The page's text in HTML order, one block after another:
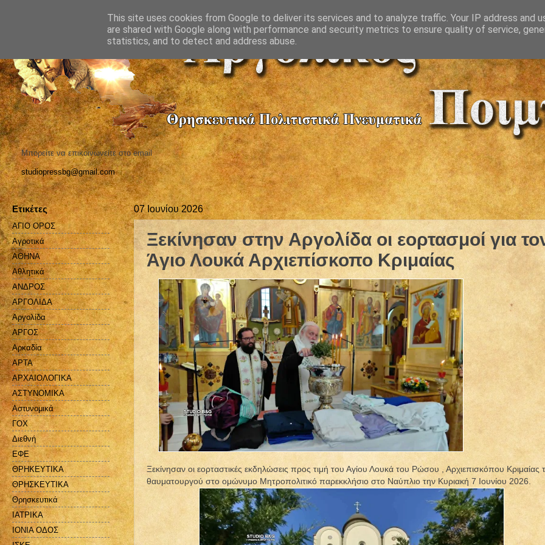
Μπορείτε να επικοινωνείτε στο email
studiopressbg@gmail.com
07 Ιουνίου 2026
Ξεκίνησαν στην Αργολίδα οι εορτασμοί για
Άγιο Λουκά Αρχιεπίσκοπο Κριμαίας
Ξεκίνησαν οι εορταστικές εκδηλώσεις προς τιμή του Αγίου Λουκά του Ρώσου , Αρχιεπισκόπου Κριμαίας
θαυματουργού στο ομώνυμο Μητροπολιτικό παρεκκλήσιο στο Ναύπλιο την Κυριακή 7 Ιουνίου 2026.
Ετικέτες
ΑΓΙΟ ΟΡΟΣ
Αγροτικά
ΑΘΗΝΑ
Αθλητικά
ΑΝΔΡΟΣ
ΑΡΓΟΛΙΔΑ
Αργολίδα
ΑΡΓΟΣ
Αρκαδία
ΑΡΤΑ
ΑΡΧΑΙΟΛΟΓΙΚΑ
ΑΣΤΥΝΟΜΙΚΑ
Αστυνομικά
ΓΟΧ
Διεθνή
ΕΦΕ
ΘΡΗΚΕΥΤΙΚΑ
ΘΡΗΣΚΕΥΤΙΚΑ
Θρησκευτικά
ΙΑΤΡΙΚΑ
ΙΟΝΙΑ ΟΔΟΣ
This site uses cookies from Google to deliver its services and to analyze traffic. Your IP address and
are shared with Google along with performance and security metrics to ensure quality of service,
statistics, and to detect and address abuse.